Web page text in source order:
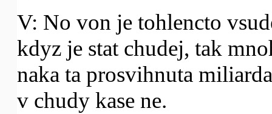
V: No von je tohlencto
kdyz je stat chudej, tak
naka ta prosvihnuta
v chudy kase ne.